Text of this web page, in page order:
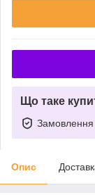
Що таке
Замовлення
Опис